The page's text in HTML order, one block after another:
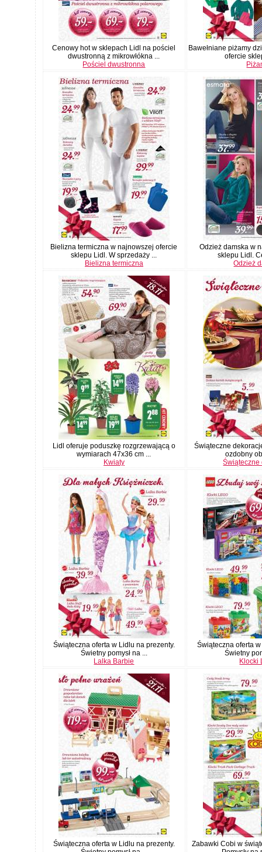
Cenowy hot w sklepach Lidl na pościel
dwustronną z mikrowłókna ...
Pościel dwustronna
Bawełniane piżamy
ofercie
Bielizna termiczna w najnowszej ofercie
sklepu Lidl. W sprzedaży ...
Bielizna termiczna
Odzież damska w
sklepu Lidl.
Odzież
Lidl oferuje poduszkę rozgrzewającą o
wymiarach 47x36 cm ...
Kwiaty
Świąteczne
ozdobny
Świąteczne
Świąteczna oferta w Lidlu na prezenty.
Świetny pomysł na ...
Lalka Barbie
Świąteczna oferta
Świetny
Klocki
Świąteczna oferta w Lidlu na prezenty.
Zabawki Cobi w